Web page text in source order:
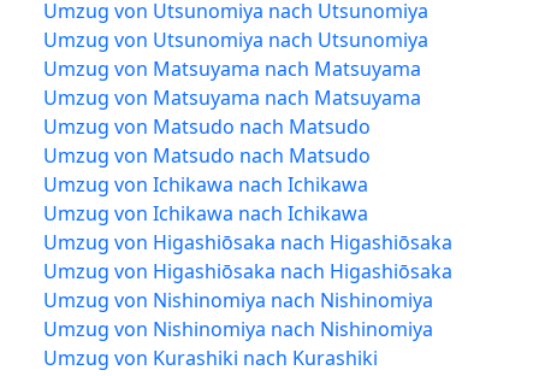
Umzug von Utsunomiya nach Utsunomiya
Umzug von Utsunomiya nach Utsunomiya
Umzug von Matsuyama nach Matsuyama
Umzug von Matsuyama nach Matsuyama
Umzug von Matsudo nach Matsudo
Umzug von Matsudo nach Matsudo
Umzug von Ichikawa nach Ichikawa
Umzug von Ichikawa nach Ichikawa
Umzug von Higashiōsaka nach Higashiōsaka
Umzug von Higashiōsaka nach Higashiōsaka
Umzug von Nishinomiya nach Nishinomiya
Umzug von Nishinomiya nach Nishinomiya
Umzug von Kurashiki nach Kurashiki